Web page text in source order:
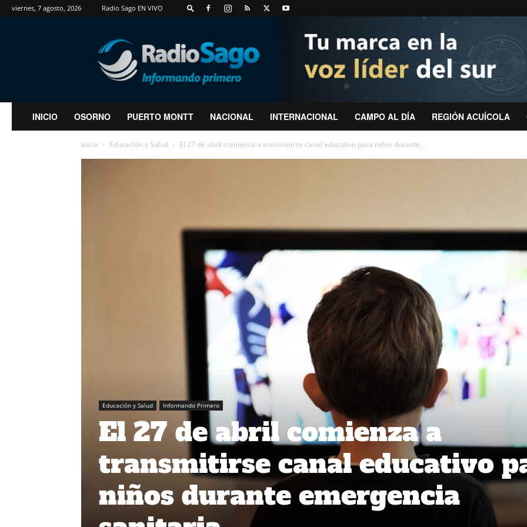
viernes, 7 agosto, 2026 Radio Sago EN VIVO
RadioSago
INICIO OSORNO PUERTO MONTT NACIONAL INTERNACIONAL CAMPO AL DÍA REGIÓN ACUÍCOLA
Inicio Educación y Salud El 27 de abril comienza a transmitirse canal educativo para niños durante...
Educación y Salud Informando Primero
El 27 de abril comienza a
transmitirse canal educativo
niños durante emergencia